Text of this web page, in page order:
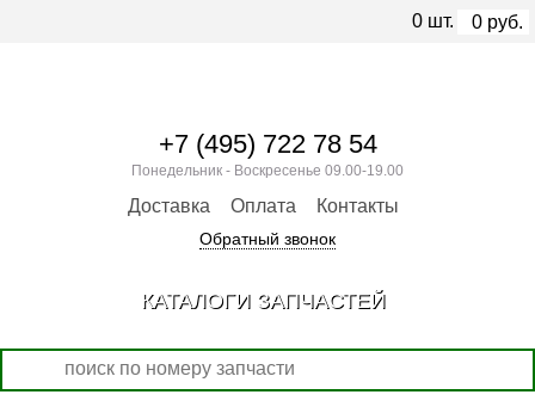
+7 (495) 722 78 54
Понедельник - Воскресенье 09.00-19.00
Доставка Оплата Контакты
Обратный звонок
0 шт. 0 руб.
КАТАЛОГИ ЗАПЧАСТЕЙ